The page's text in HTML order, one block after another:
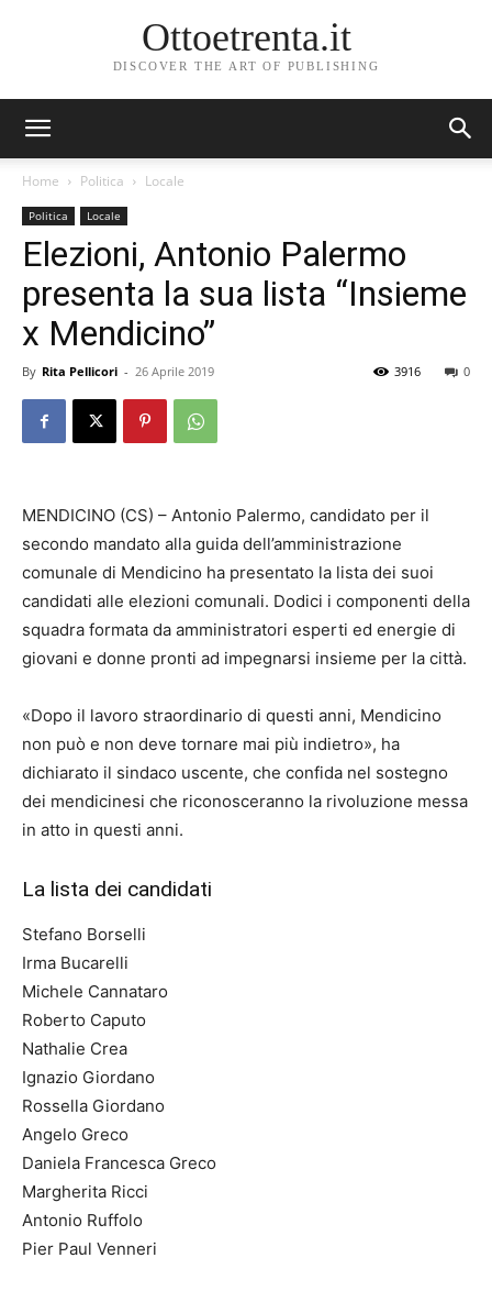
Ottoetrenta.it
DISCOVER THE ART OF PUBLISHING
Home Politica Locale
Politica Locale
Elezioni, Antonio Palermo
presenta la sua lista “Insieme
x Mendicino”
By Rita Pellicori - 26 Aprile 2019 0
3916
MENDICINO (CS) – Antonio Palermo, candidato per il
secondo mandato alla guida dell’amministrazione
comunale di Mendicino ha presentato la lista dei suoi
candidati alle elezioni comunali. Dodici i componenti della
squadra formata da amministratori esperti ed energie di
giovani e donne pronti ad impegnarsi insieme per la città.
«Dopo il lavoro straordinario di questi anni, Mendicino
non può e non deve tornare mai più indietro», ha
dichiarato il sindaco uscente, che confida nel sostegno
dei mendicinesi che riconosceranno la rivoluzione messa
in atto in questi anni.
La lista dei candidati
Stefano Borselli
Irma Bucarelli
Michele Cannataro
Roberto Caputo
Nathalie Crea
Ignazio Giordano
Rossella Giordano
Angelo Greco
Daniela Francesca Greco
Margherita Ricci
Antonio Ruffolo
Pier Paul Venneri